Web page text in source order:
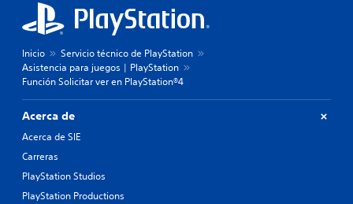
Inicio
Servicio técnico de PlayStation
Asistencia para juegos | PlayStation
Función Solicitar ver en PlayStation®4
Acerca de
Acerca de SIE
Carreras
PlayStation Studios
PlayStation Productions